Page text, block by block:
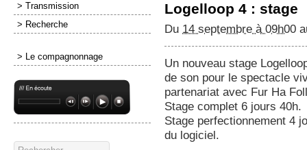
> Transmission
> Recherche
> Le compagnonnage
Logelloop 4 : stage
Du 14 septembre à 09h00
Un nouveau stage
de son pour le spectacle
partenariat avec Fur Ha
Stage complet 6 jours 40h.
Stage perfectionnement 4
du logiciel.